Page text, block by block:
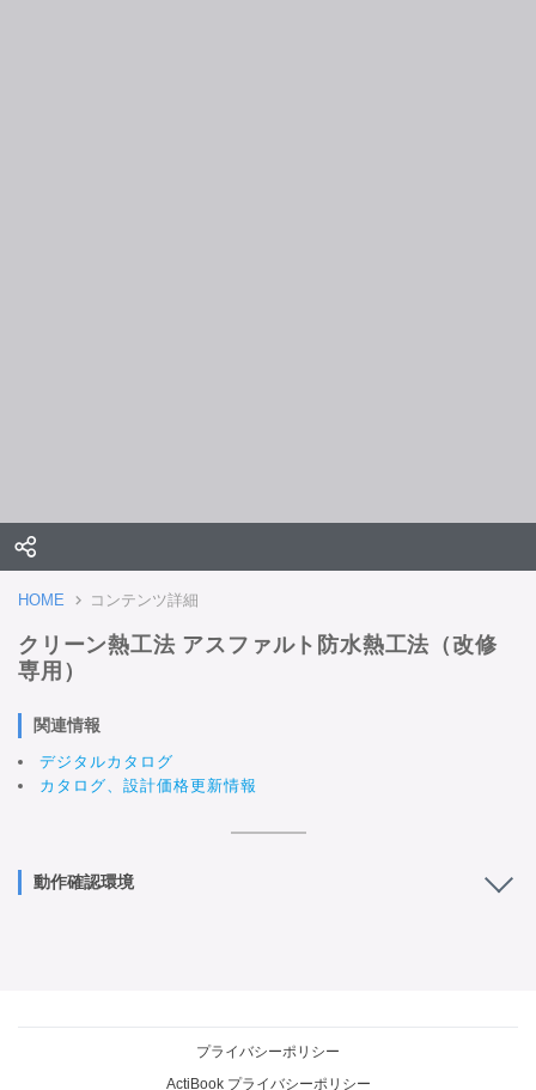
HOME コンテンツ詳細
クリーン熱工法 アスファルト防水熱工法（改修
専用）
関連情報
デジタルカタログ
カタログ、設計価格更新情報
動作確認環境
プライバシーポリシー
ActiBook プライバシーポリシー